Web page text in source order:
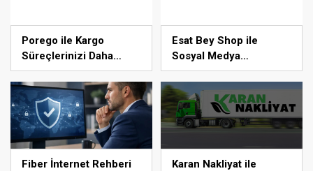
Porego ile Kargo
Süreçlerinizi Daha
Kolay Yönetin
Esat Bey Shop ile
Sosyal Medya
Hizmetlerinde Güçlü
Panel Deneyimi
Fiber İnternet Rehberi
Karan Nakliyat ile